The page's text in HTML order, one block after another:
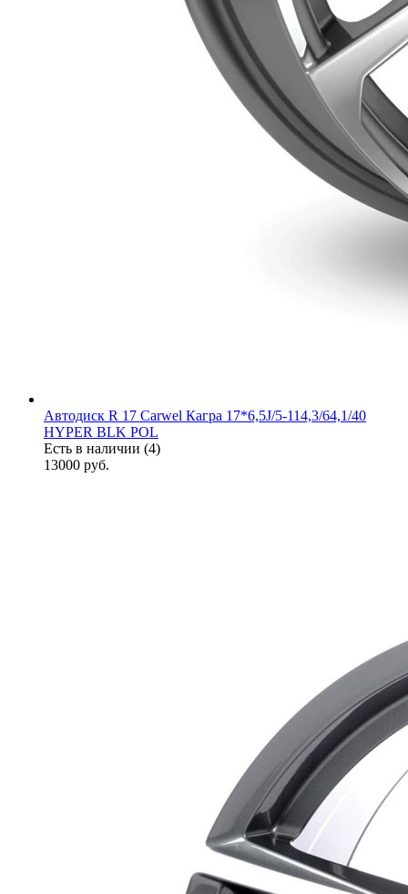
Автодиск R 17 Carwel Кагра 17*6,5J/5-114,3/64,1/40
HYPER BLK POL
Есть в наличии (4)
13000 руб.